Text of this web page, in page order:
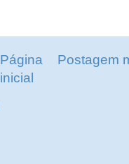
Postagem
Página
inicial